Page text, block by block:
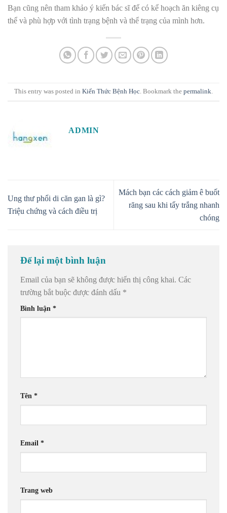
Bạn cũng nên tham khảo ý kiến bác sĩ để có kể hoạch ăn kiêng cụ
thể và phù hợp với tình trạng bệnh và thể trạng của mình hơn.
This entry was posted in Kiến Thức Bệnh Học. Bookmark the permalink.
ADMIN
Ung thư phổi di căn gan là gì?
Triệu chứng và cách điều trị
Mách bạn các cách giảm ê buốt
răng sau khi tẩy trắng nhanh
chóng
Để lại một bình luận
Email của bạn sẽ không được hiển thị công khai. Các
trường bắt buộc được đánh dấu *
Bình luận *
Tên *
Email *
Trang web